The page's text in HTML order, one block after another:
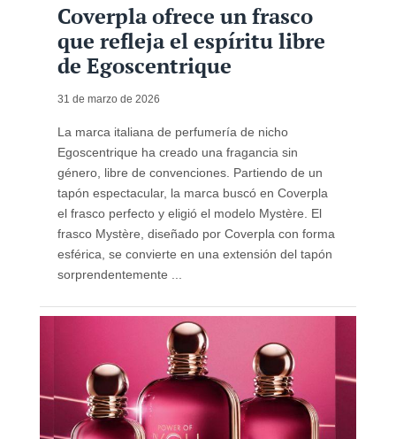
Coverpla ofrece un frasco
que refleja el espíritu libre
de Egoscentrique
31 de marzo de 2026
La marca italiana de perfumería de nicho
Egoscentrique ha creado una fragancia sin
género, libre de convenciones. Partiendo de un
tapón espectacular, la marca buscó en Coverpla
el frasco perfecto y eligió el modelo Mystère. El
frasco Mystère, diseñado por Coverpla con forma
esférica, se convierte en una extensión del tapón
sorprendentemente ...